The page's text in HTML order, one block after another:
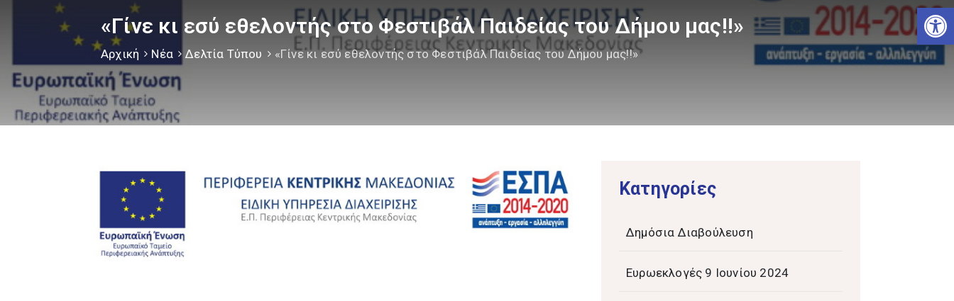
«Γίνε κι εσύ εθελοντής στο Φεστιβάλ Παιδείας του Δήμου μας!!»
Αρχική Νέα Δελτία Τύπου «Γίνε κι εσύ εθελοντής στο Φεστιβάλ Παιδείας του Δήμου μας!!»
Kατηγορίες
Δημόσια Διαβούλευση
Ευρωεκλογές 9 Ιουνίου 2024